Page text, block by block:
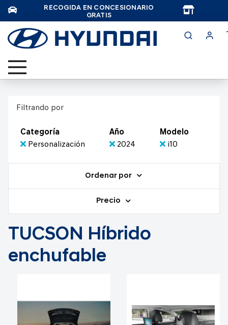
RECOGIDA EN CONCESIONARIO
GRATIS
Filtrando por
Categoría
Personalización
Año
2024
Modelo
i10
Ordenar por
Precio
TUCSON Híbrido
enchufable